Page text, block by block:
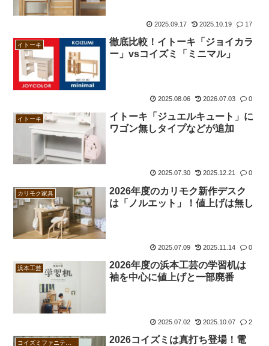
2025.09.17 2025.10.19 17
イトーキ
徹底比較！イトーキ「ジョイカラ
ー」vsコイズミ「ミニマル」
2025.08.06 2026.07.03 0
イトーキ
イトーキ「ジュエルキュート」に
ワゴン無しタイプなどが追加
2025.07.30 2025.12.21 0
カリモク家具
2026年度のカリモク新作デスク
は「ノルエット」！値上げは無し
2025.07.09 2025.11.14 0
浜本工芸
2026年度の浜本工芸の学習机は
袖を中心に値上げと一部廃番
2025.07.02 2025.10.07 2
2026コイズミは真打ち登場！電